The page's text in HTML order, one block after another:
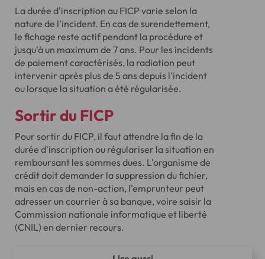
La durée d'inscription au FICP varie selon la
nature de l'incident. En cas de surendettement,
le fichage reste actif pendant la procédure et
jusqu'à un maximum de 7 ans. Pour les incidents
de paiement caractérisés, la radiation peut
intervenir après plus de 5 ans depuis l'incident
ou lorsque la situation a été régularisée.
Sortir du FICP
Pour sortir du FICP, il faut attendre la fin de la
durée d'inscription ou régulariser la situation en
remboursant les sommes dues. L'organisme de
crédit doit demander la suppression du fichier,
mais en cas de non-action, l'emprunteur peut
adresser un courrier à sa banque, voire saisir la
Commission nationale informatique et liberté
(CNIL) en dernier recours.